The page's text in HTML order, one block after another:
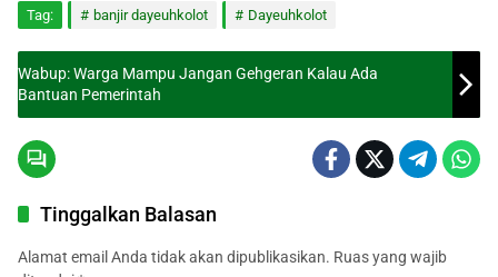
Tag: banjir dayeuhkolot Dayeuhkolot
Wabup: Warga Mampu Jangan Gehgeran Kalau Ada
Bantuan Pemerintah
Tinggalkan Balasan
Alamat email Anda tidak akan dipublikasikan. Ruas yang wajib